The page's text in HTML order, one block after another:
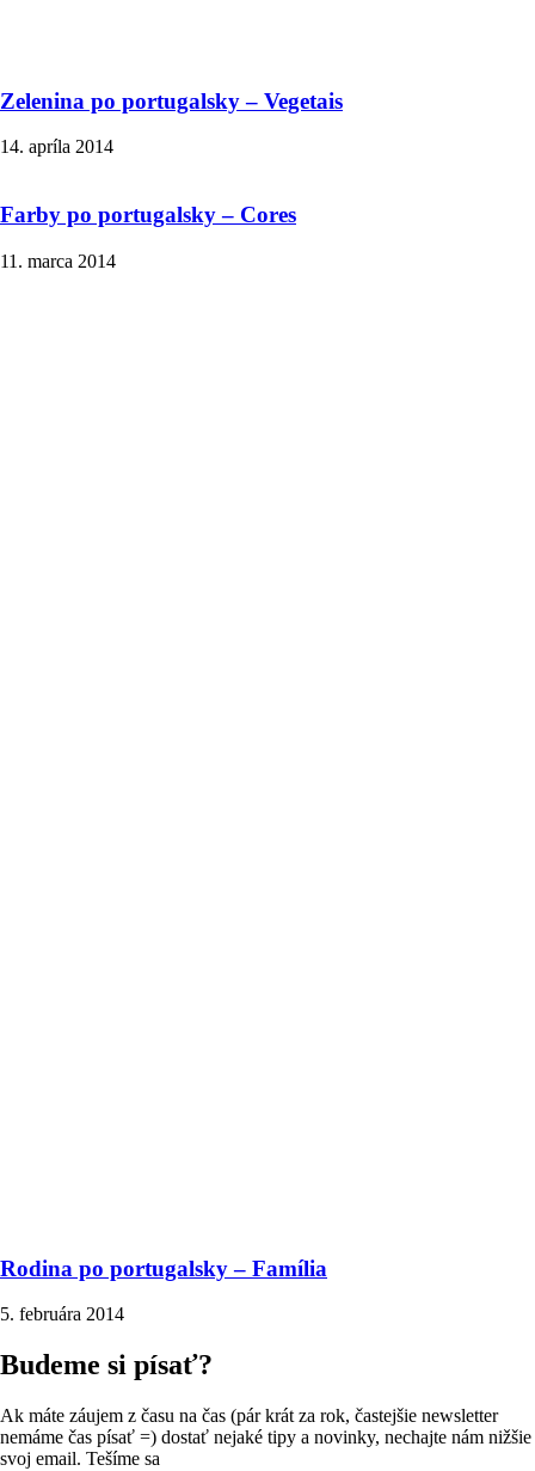
Zelenina po portugalsky – Vegetais
14. apríla 2014
Farby po portugalsky – Cores
11. marca 2014
Rodina po portugalsky – Família
5. februára 2014
Budeme si písať?
Ak máte záujem z času na čas (pár krát za rok, častejšie newsletter
nemáme čas písať =) dostať nejaké tipy a novinky, nechajte nám nižšie
svoj email. Tešíme sa